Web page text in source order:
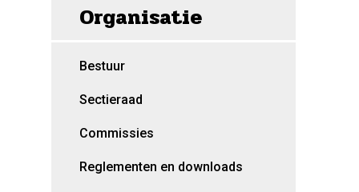
Organisatie
Bestuur
Sectieraad
Commissies
Reglementen en downloads